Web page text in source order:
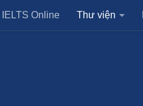
IELTS Online Thư viện